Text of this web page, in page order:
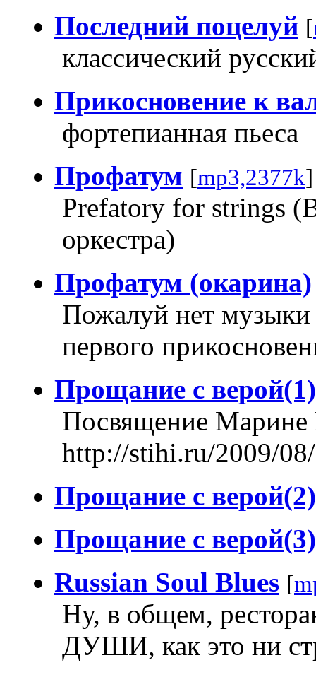
Последний поцелуй [
классический
Прикосновение к
фортепианная пьеса
Профатум [mp3,2377k
Prefatory for strings
оркестра)
Профатум (окарина)
Пожалуй нет
первого
Прощание с верой(1)
Посвящение Марине
http://stihi.ru/2009/
Прощание с верой(2)
Прощание с верой(3)
Russian Soul Blues [
Ну, в общем,
ДУШИ, как это ни